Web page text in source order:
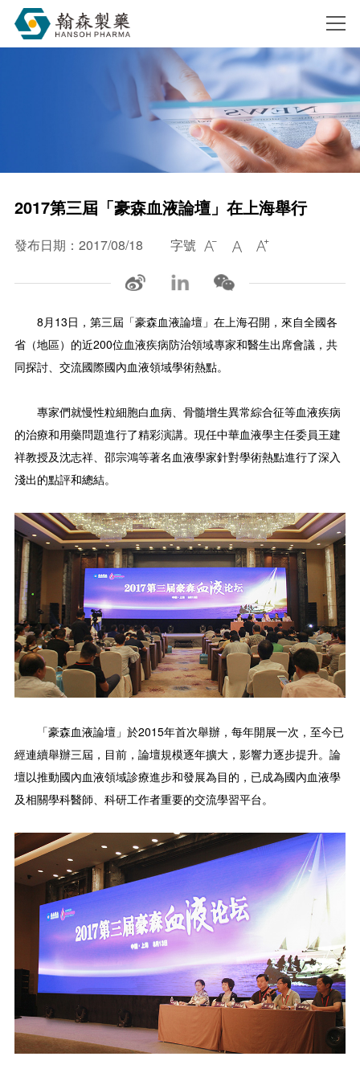
2017第三屆「豪森血液論壇」在上海舉行
發布日期：2017/08/18 字號   
8月13日，第三屆「豪森血液論壇」在上海召開，來自全國各
省（地區）的近200位血液疾病防治領域專家和醫生出席會議，共
同探討、交流國際國內血液領域學術熱點。
專家們就慢性粒細胞白血病、骨髓增生異常綜合征等血液疾病
的治療和用藥問題進行了精彩演講。現任中華血液學主任委員王建
祥教授及沈志祥、邵宗鴻等著名血液學家針對學術熱點進行了深入
淺出的點評和總結。
「豪森血液論壇」於2015年首次舉辦，每年開展一次，至今已
經連續舉辦三屆，目前，論壇規模逐年擴大，影響力逐步提升。論
壇以推動國內血液領域診療進步和發展為目的，已成為國內血液學
及相關學科醫師、科研工作者重要的交流學習平台。